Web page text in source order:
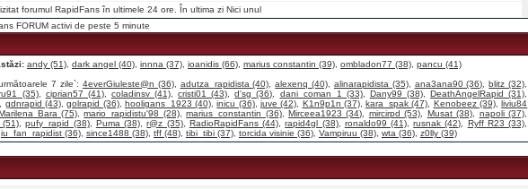
forumul RapidFans în ultimele 24 ore. În ultima zi Nici unul
FORUM activi de peste 5 minute
andy (51) dark angel (40) innna (37) ioanidis (66) marius constantin (39) ombladon77 (38) pancu (41)
7 zile`: 4everGiuleste@n (36), adutza_rapidista (40) ,alexenq (40) alinarapidista (35), ana3ana90 (36) ,blitz (32)
(35), ciprian57 (41), coladinsv (41),cristi01 (43) ,d'sg (36) dani_coman_1 (33), Dany99 (38), DeathAngelRapid (31)
gdnrapid (43),golrapid (36), hooligans_1923 (40) ,inicu (36), juve (42) K1n9p1n (37),kara_spak (47) Kenobeez (39),liviu84
Bara (75),mario_rapidistu'98 (28),marius_constantin (36),Mirceea1923 (34) mircirpd (53) Musat (38) napoli (37)
(51) ,pufy_rapid (38), Puma (38) ,r@z (35), RadioRapidFans (44) ,rapid4gl (38), ronaldo99 (41),rusnak (42) Ryff R23 (33)
(36) since1488 (38) tff (48) tibi_tibi (37) torcida visinie (36) Vampiruu (38) wta (36) z0lly (39)